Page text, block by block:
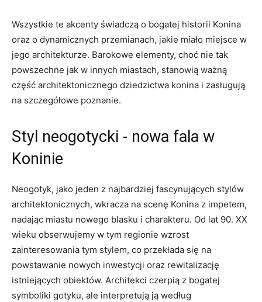
Wszystkie te akcenty świadczą o bogatej historii Konina
oraz o dynamicznych przemianach, jakie​ miało miejsce w
jego architekturze. Barokowe elementy, choć nie tak
powszechne jak w innych miastach, stanowią ważną
część architektonicznego dziedzictwa konina i zasługują
na szczegółowe poznanie.
Styl neogotycki ⁣- nowa fala w
Koninie
Neogotyk, jako jeden z najbardziej fascynujących stylów
architektonicznych, wkracza na scenę Konina z impetem,
nadając miastu nowego blasku i charakteru. Od lat ⁣90. ⁢XX
wieku obserwujemy w tym regionie wzrost
zainteresowania tym stylem, co przekłada się na​
powstawanie nowych inwestycji oraz‌ rewitalizację
istniejących obiektów. Architekci czerpią z bogatej‍
symboliki gotyku, ale ⁣interpretują ją według ​